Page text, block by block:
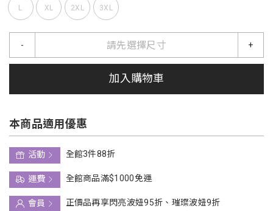
L XL 2XL 3XL
請先選擇尺寸
- +
加入購物車
本商品適用優惠
活動
全館3件88折
運費
全館商品滿$1000免運
會員
正價品再享閃亮波妞95折、璀璨波妞9折